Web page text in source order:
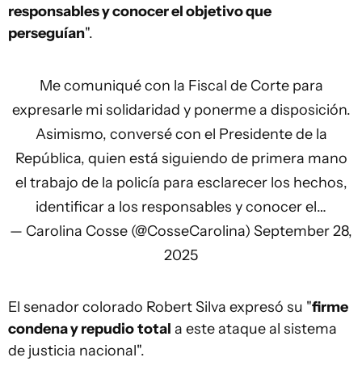
responsables y conocer el objetivo que
perseguían".
Me comuniqué con la Fiscal de Corte para
expresarle mi solidaridad y ponerme a disposición.
Asimismo, conversé con el Presidente de la
República, quien está siguiendo de primera mano
el trabajo de la policía para esclarecer los hechos,
identificar a los responsables y conocer el…
— Carolina Cosse (@CosseCarolina) September 28,
2025
El senador colorado Robert Silva expresó su "firme
condena y repudiototal a este ataque al sistema
de justicia nacional".